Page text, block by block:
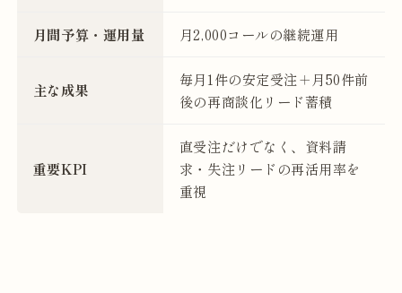
月間予算・運用量 月2,000コールの継続運用
主な成果
毎月1件の安定受注＋月50件前
後の再商談化リード蓄積
重要KPI
直受注だけでなく、資料請
求・失注リードの再活用率を
重視